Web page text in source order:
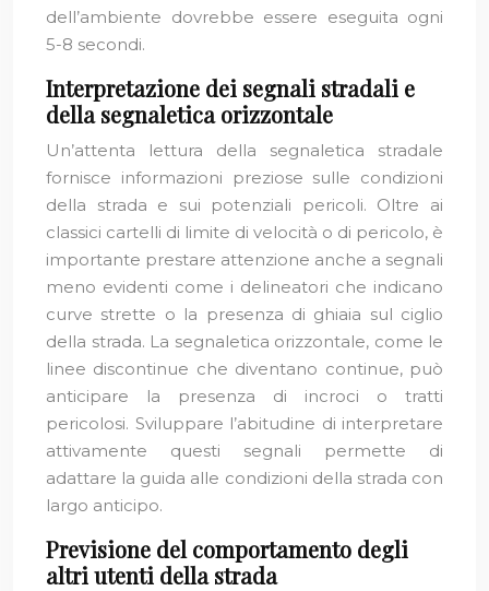
dell’ambiente dovrebbe essere eseguita ogni
5-8 secondi.
Interpretazione dei segnali stradali e
della segnaletica orizzontale
Un’attenta lettura della segnaletica stradale
fornisce informazioni preziose sulle condizioni
della strada e sui potenziali pericoli. Oltre ai
classici cartelli di limite di velocità o di pericolo, è
importante prestare attenzione anche a segnali
meno evidenti come i delineatori che indicano
curve strette o la presenza di ghiaia sul ciglio
della strada. La segnaletica orizzontale, come le
linee discontinue che diventano continue, può
anticipare la presenza di incroci o tratti
pericolosi. Sviluppare l’abitudine di interpretare
attivamente questi segnali permette di
adattare la guida alle condizioni della strada con
largo anticipo.
Previsione del comportamento degli
altri utenti della strada